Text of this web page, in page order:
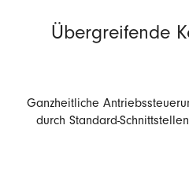
Übergreifende
Ganzheitliche
durch Standard-